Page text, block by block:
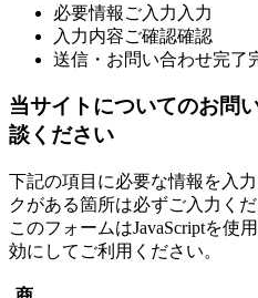
必要情報ご入力 入力
入力内容ご確認確認
送信・お問い合わせ完了
当サイトについてのお問
談ください
下記の項目に必要な情報を入
クがある箇所は必ずご入力くだ
このフォームはJavaScriptを使
効にしてご利用ください。